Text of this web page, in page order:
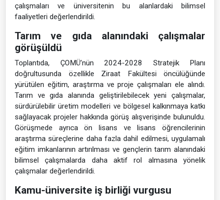
çalışmaları ve üniversitenin bu alanlardaki bilimsel
faaliyetleri değerlendirildi.
Tarım ve gıda alanındaki çalışmalar
görüşüldü
Toplantıda, ÇOMÜ’nün 2024-2028 Stratejik Planı
doğrultusunda özellikle Ziraat Fakültesi öncülüğünde
yürütülen eğitim, araştırma ve proje çalışmaları ele alındı.
Tarım ve gıda alanında geliştirilebilecek yeni çalışmalar,
sürdürülebilir üretim modelleri ve bölgesel kalkınmaya katkı
sağlayacak projeler hakkında görüş alışverişinde bulunuldu.
Görüşmede ayrıca ön lisans ve lisans öğrencilerinin
araştırma süreçlerine daha fazla dahil edilmesi, uygulamalı
eğitim imkanlarının artırılması ve gençlerin tarım alanındaki
bilimsel çalışmalarda daha aktif rol almasına yönelik
çalışmalar değerlendirildi.
Kamu-üniversite iş birliği vurgusu